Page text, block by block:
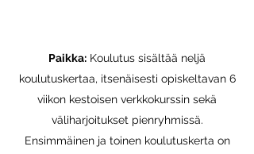
Paikka: Koulutus sisältää neljä
koulutuskertaa, itsenäisesti opiskeltavan 6
viikon kestoisen verkkokurssin sekä
väliharjoitukset pienryhmissä.
Ensimmäinen ja toinen koulutuskerta on